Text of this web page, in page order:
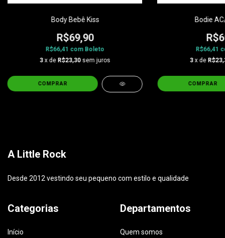
Body Bebê Kiss
R$69,90
R$66,41 com Boleto
3 x de R$23,30 sem juros
COMPRAR
Bodie
R$66,41
3 x de
COMPRAR
A Little Rock
Desde 2012 vestindo seu pequeno com estilo e qualidade
Categorias
Início
Departamentos
Quem somos